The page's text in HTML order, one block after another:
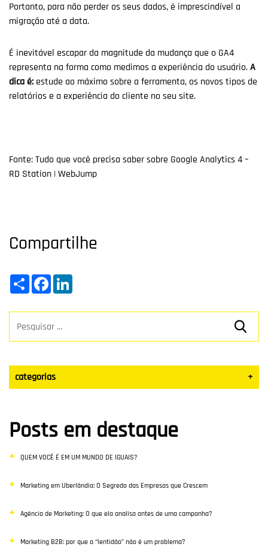
Portanto, para não perder os seus dados, é imprescindível a
migração até a data.
É inevitável escapar da magnitude da mudança que o GA4
representa na forma como medimos a experiência do usuário.A
dica é: estude ao máximo sobre a ferramenta, os novos tipos de
relatórios e a experiência do cliente no seu site.
Fonte: Tudo que você precisa saber sobre Google Analytics 4 –
RD Station | WebJump
Compartilhe
ShareFacebook
categorias +
Blog
Vendas
Destaque
Inbound Marketing
Desenvolvimento Web
Posts em destaque
QUEM VOCÊ É EM UM MUNDO DE IGUAIS?
Marketing em Uberlândia: O Segredo das Empresas que Crescem
Agência de Marketing: O que ela analisa antes de uma campanha?
Marketing B2B: por que a “lentidão” não é um problema?